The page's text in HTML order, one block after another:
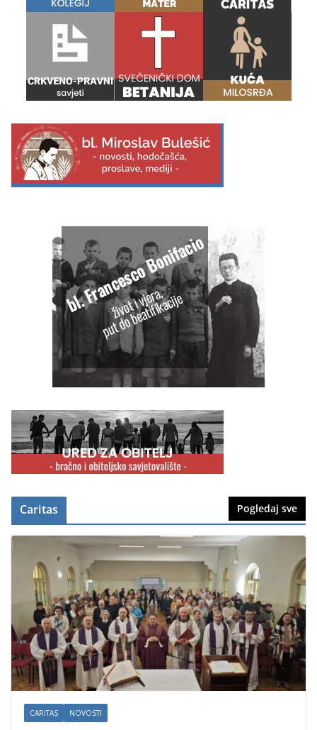
Caritas Pogledaj sve
CARITAS NOVOSTI